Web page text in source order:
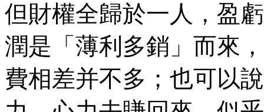
但財權全歸於一人，盈
潤是「薄利多銷」而來
費相差并不多；也可以